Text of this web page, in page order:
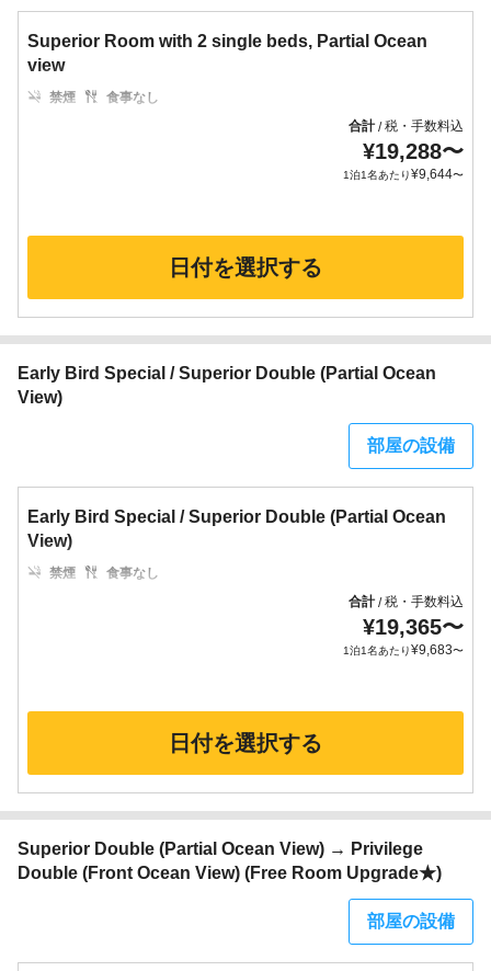
Superior Room with 2 single beds, Partial Ocean
view
禁煙
食事なし
合計/税・手数料込
¥19,288〜
1泊1名あたり¥9,644〜
日付を選択する
Early Bird Special / Superior Double (Partial Ocean
View)
部屋の設備
Early Bird Special / Superior Double (Partial Ocean
View)
禁煙
食事なし
合計/税・手数料込
¥19,365〜
1泊1名あたり¥9,683〜
日付を選択する
Superior Double (Partial Ocean View) → Privilege
Double (Front Ocean View) (Free Room Upgrade★)
部屋の設備